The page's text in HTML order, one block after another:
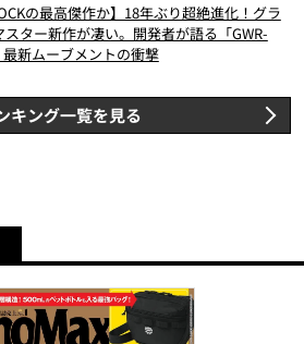
の最高傑作か】18年ぶり超絶進化！グラ
スター新作が凄い。開発者が語る「GWR-
最新ムーブメントの衝撃
キング一覧を見る